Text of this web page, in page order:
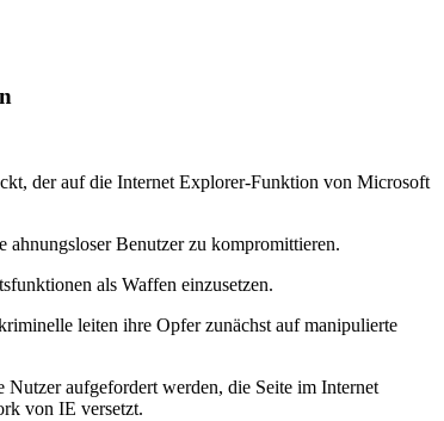
der auf die Internet Explorer-Funktion von Microsoft
ahnungsloser Benutzer zu kompromittieren.
als Waffen einzusetzen.
leiten ihre Opfer zunächst auf manipulierte
Nutzer aufgefordert werden, die Seite im Internet
von IE versetzt.